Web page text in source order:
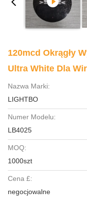
120mcd Okrągły
Ultra White Dla
Nazwa Marki:
LIGHTBO
Numer Modelu:
LB4025
MOQ:
1000szt
Cena £:
negocjowalne